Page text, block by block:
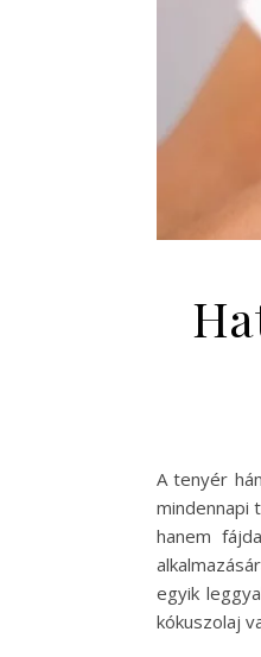
A tenyér
mindennapi
hanem
egyik
kókuszolaj